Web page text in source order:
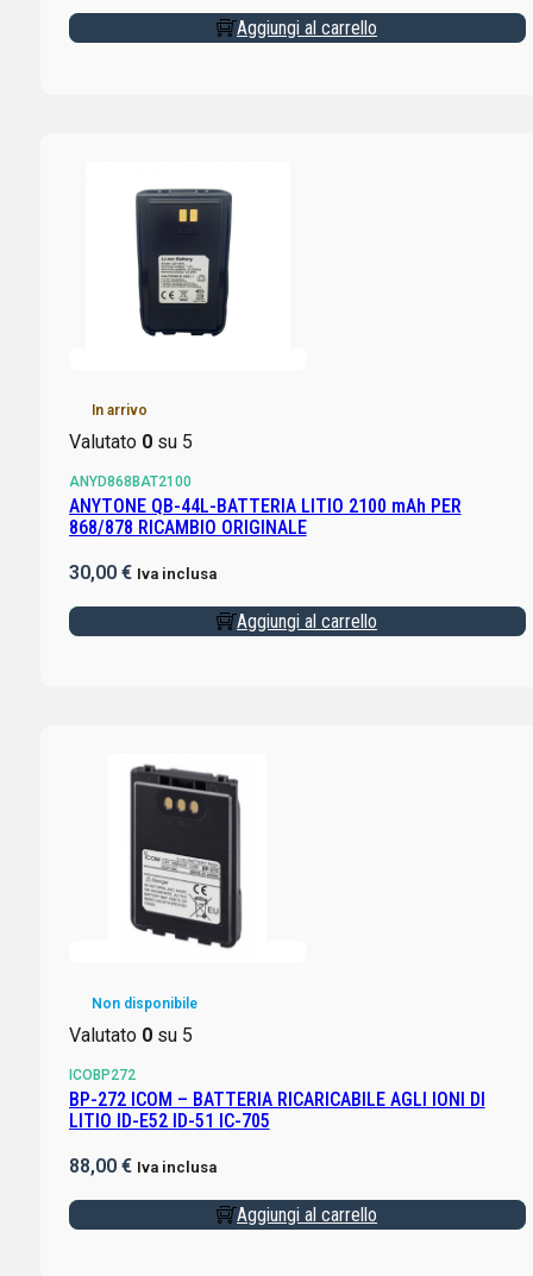
Aggiungi al carrello
In arrivo
Valutato 0su 5
ANYD868BAT2100
ANYTONE QB-44L-BATTERIA LITIO 2100 mAh PER
868/878 RICAMBIO ORIGINALE
30,00 € Iva inclusa
Aggiungi al carrello
Non disponibile
Valutato 0su 5
ICOBP272
BP-272 ICOM – BATTERIA RICARICABILE AGLI IONI DI
LITIO ID-E52 ID-51 IC-705
88,00 € Iva inclusa
Aggiungi al carrello